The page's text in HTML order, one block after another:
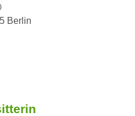
Berlin